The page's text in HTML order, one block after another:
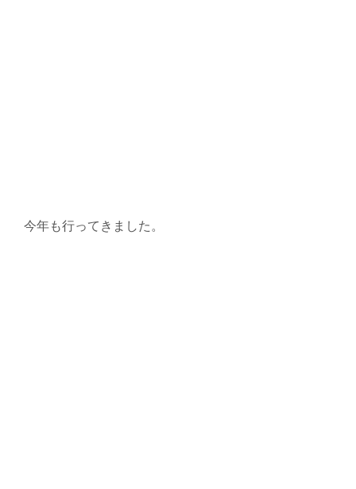
今年も行ってきました。